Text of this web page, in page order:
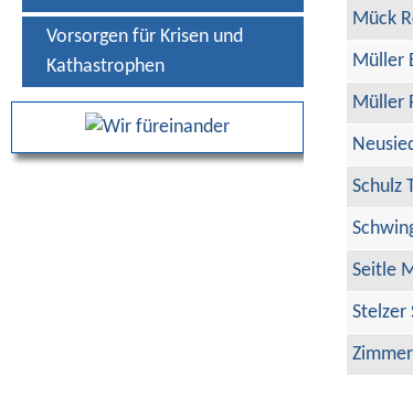
Vorsorgen für Krisen und
Kathastrophen
Mück
Müller
Müller
Schulz
Seitle
Stelzer